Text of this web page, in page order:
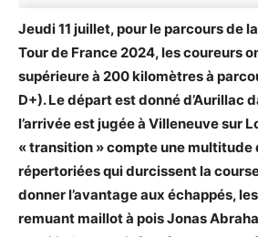
Jeudi 11 juillet, pour le parcours de
Tour de France 2024, les coureurs
supérieure à 200 kilomètres à
D+). Le départ est donné d’Aurillac
l’arrivée est jugée à Villeneuve sur
« transition » compte une multitude
répertoriées qui durcissent la
donner l’avantage aux échappés,
remuant maillot à pois Jonas